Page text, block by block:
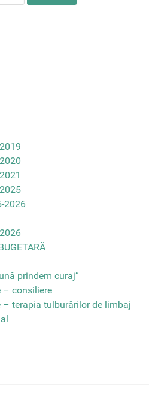
2026
prindem curaj”
– consiliere
– terapia tulburărilor de limbaj